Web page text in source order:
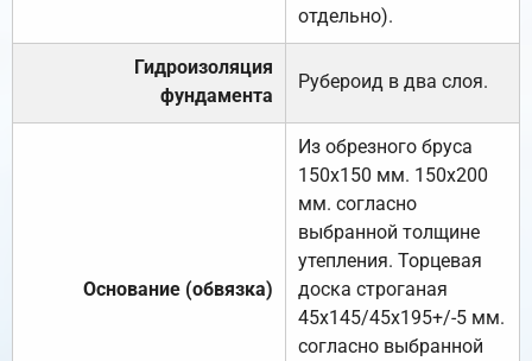
отдельно).
Гидроизоляция
фундамента
Рубероид в два слоя.
Основание (обвязка)
Из обрезного бруса
150х150 мм. 150х200
мм. согласно
выбранной толщине
утепления. Торцевая
доска строганая
45х145/45х195+/-5 мм.
согласно выбранной